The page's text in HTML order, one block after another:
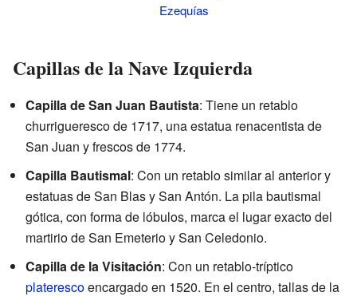
Ezequías
Capillas de la Nave Izquierda
Capilla de San Juan Bautista: Tiene un retablo
churrigueresco de 1717, una estatua renacentista de
San Juan y frescos de 1774.
Capilla Bautismal: Con un retablo similar al anterior y
estatuas de San Blas y San Antón. La pila bautismal
gótica, con forma de lóbulos, marca el lugar exacto del
martirio de San Emeterio y San Celedonio.
Capilla de la Visitación: Con un retablo-tríptico
platerescoencargado en 1520. En el centro, tallas de la